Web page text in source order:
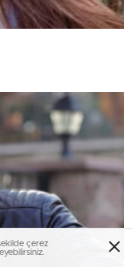
çerez